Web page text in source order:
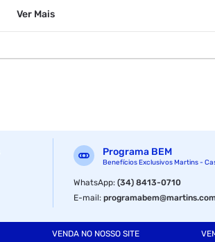
Ver Mais
Programa BEM
Benefícios Exclusivos Martins -
WhatsApp:(34) 8413-0710
E-mail:
VENDA NO NOSSO SITE